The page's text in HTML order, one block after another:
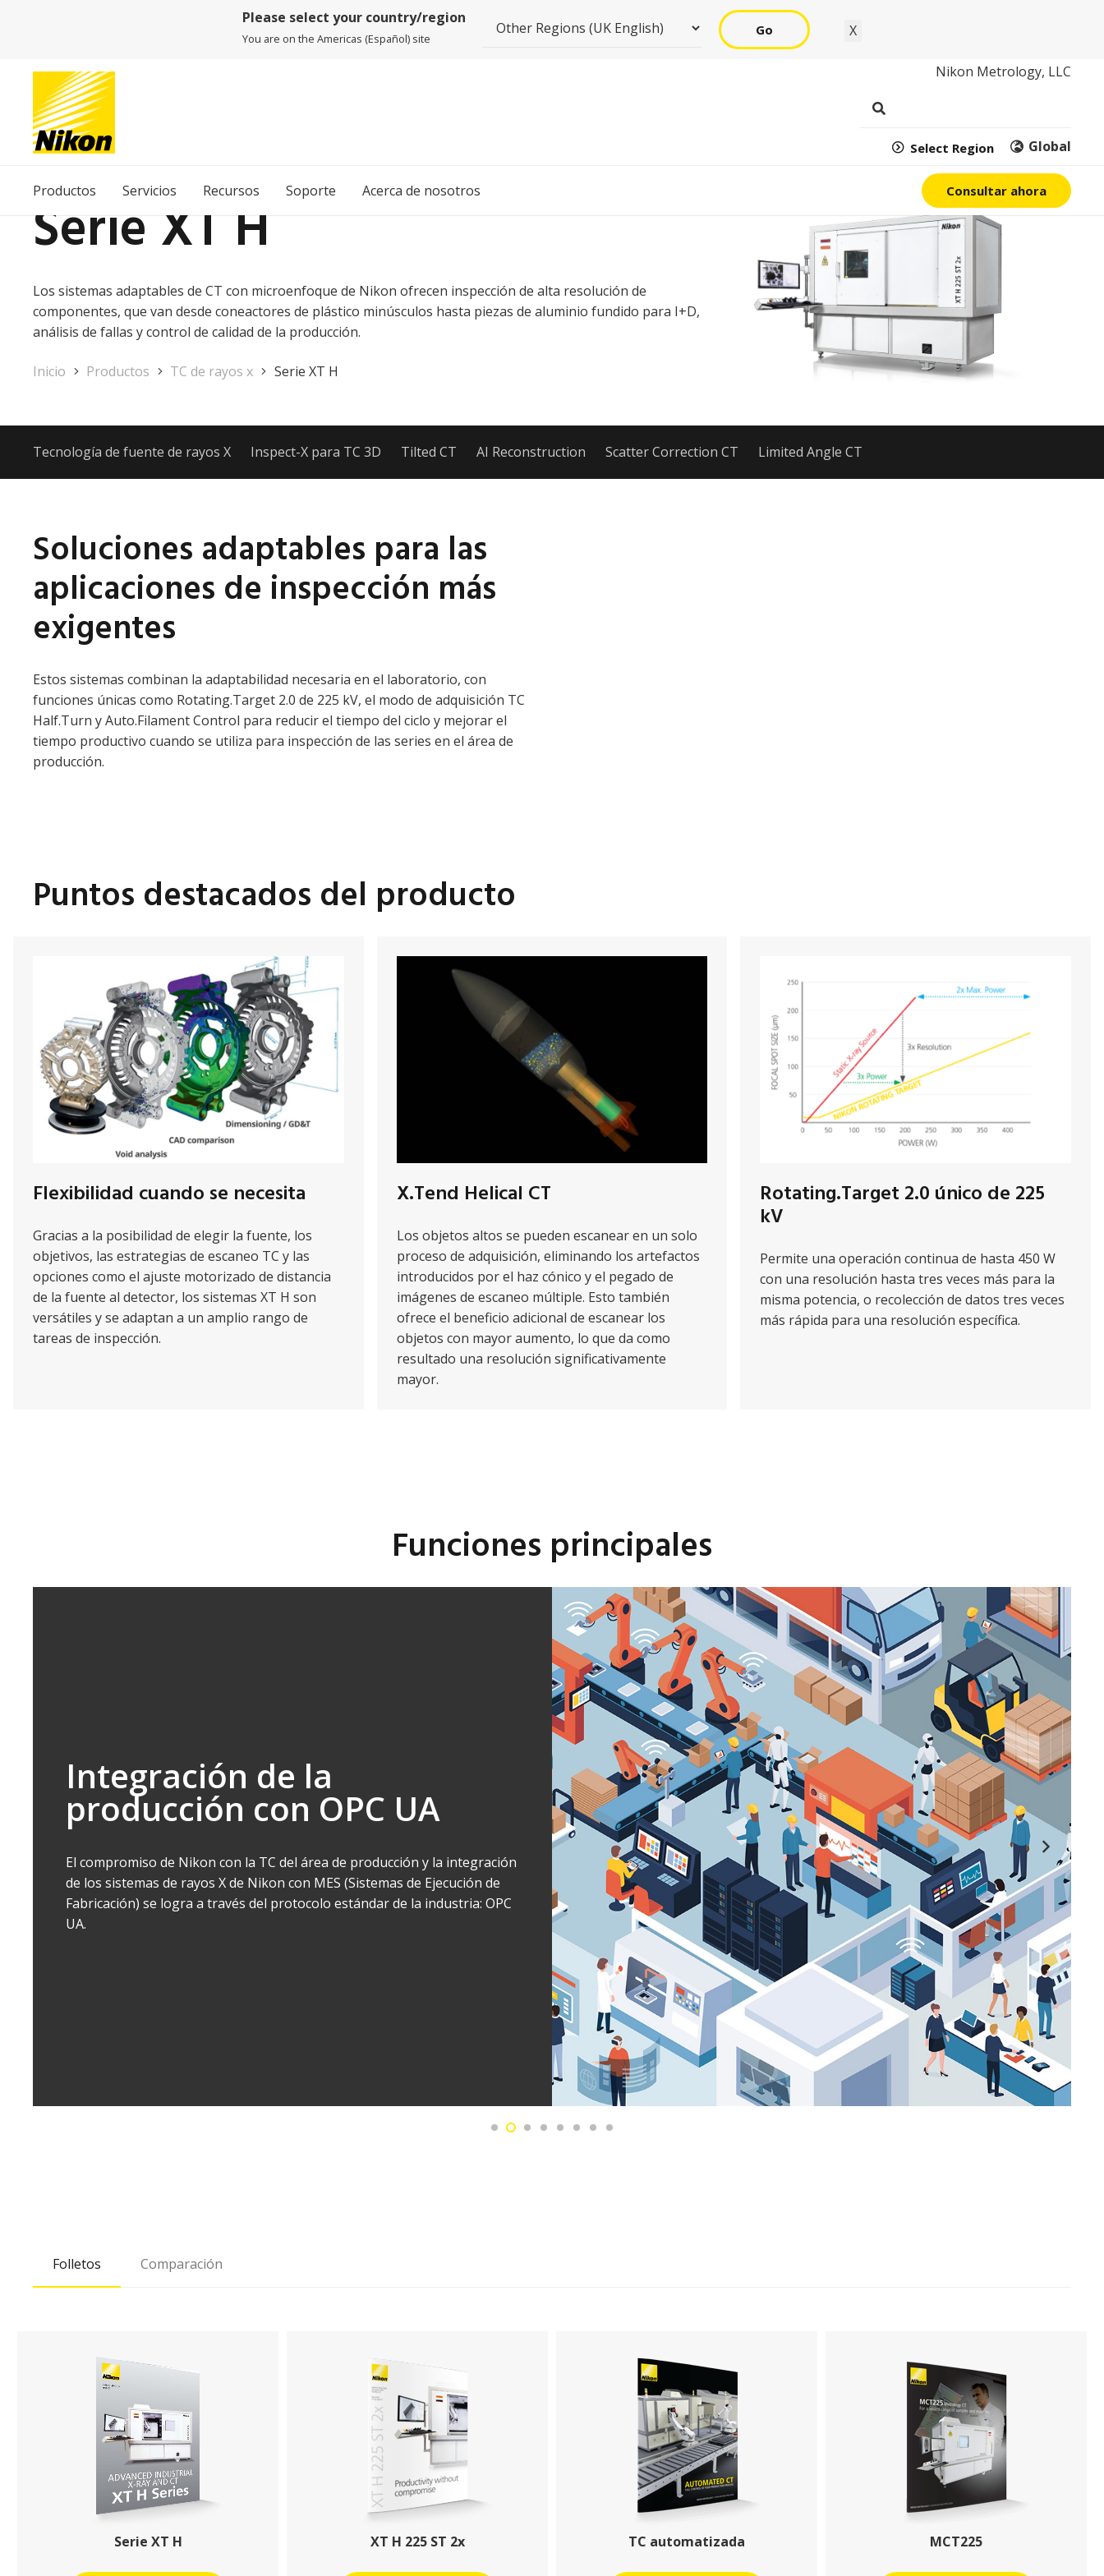
Please select your country/region
You are on the Americas (Español) site
Go X
Nikon Metrology, LLC
Select Region Global
Productos Servicios Recursos Soporte Acerca de nosotros Consultar ahora
Serie XT H
Los sistemas adaptables de CT con microenfoque de Nikon ofrecen inspección de alta resolución de
componentes, que van desde coneactores de plástico minúsculos hasta piezas de aluminio fundido para I+D,
análisis de fallas y control de calidad de la producción.
Inicio Productos TC de rayos x Serie XT H
Tecnología de fuente de rayos X Inspect-X para TC 3D Tilted CT AI Reconstruction Scatter Correction CT Limited Angle CT
Soluciones adaptables para las
aplicaciones de inspección más
exigentes
Estos sistemas combinan la adaptabilidad necesaria en el laboratorio, con
funciones únicas como Rotating.Target 2.0 de 225 kV, el modo de adquisición TC
Half.Turn y Auto.Filament Control para reducir el tiempo del ciclo y mejorar el
tiempo productivo cuando se utiliza para inspección de las series en el área de
producción.
Puntos destacados del producto
Flexibilidad cuando se necesita
Gracias a la posibilidad de elegir la fuente, los
objetivos, las estrategias de escaneo TC y las
opciones como el ajuste motorizado de distancia
de la fuente al detector, los sistemas XT H son
versátiles y se adaptan a un amplio rango de
tareas de inspección.
X.Tend Helical CT
Los objetos altos se pueden escanear en un solo
proceso de adquisición, eliminando los artefactos
introducidos por el haz cónico y el pegado de
imágenes de escaneo múltiple. Esto también
ofrece el beneficio adicional de escanear los
objetos con mayor aumento, lo que da como
resultado una resolución significativamente
mayor.
Rotating.Target 2.0 único de 225
kV
Permite una operación continua de hasta 450 W
con una resolución hasta tres veces más para la
misma potencia, o recolección de datos tres veces
más rápida para una resolución específica.
Funciones principales
Auto.Filament Control para
duplicar el tiempo de vida
del filamento
Auto.Filament Control maneja inteligentemente la fuente de rayos X para
duplicar el tiempo de vida del filamento sin tener que desenfocar el haz de
los rayos X ni usar filamentos más gruesos, los cuales podrían afectar la
resolución. Los cambios de filamento menos frecuentes aumentan la
Folletos Comparación
Serie XT H XT H 225 ST 2x TC automatizada MCT225